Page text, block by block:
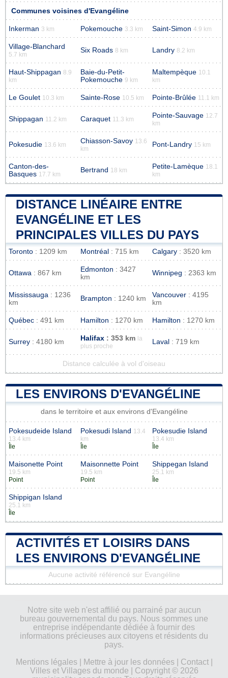
Communes voisines d'Evangéline
Inkerman 3 km Pokemouche 3.3 km Saint-Simon 4.9 km
Village-Blanchard
5.7 km
Six Roads 8 km Landry 8.2 km
Haut-Shippagan 8.9
km
Baie-du-Petit-
Pokemouche 9 km
Maltempèque 10.1
km
Le Goulet 10.3 km Sainte-Rose 10.5 km Pointe-Brûlée 11.1 km
Shippagan 11.2 km Caraquet 11.3 km Pointe-Sauvage 12.7
km
Pokesudie 13.6 km Chiasson-Savoy 13.6
km
Pont-Landry 15 km
Canton-des-
Basques 17.7 km
Bertrand 18 km Petite-Lamèque 18.1
km
DISTANCE LINÉAIRE ENTRE
EVANGÉLINE ET LES
PRINCIPALES VILLES DU PAYS
Toronto : 1209 km Montréal : 715 km Calgary : 3520 km
Ottawa : 867 km Edmonton : 3427
km
Winnipeg : 2363 km
Mississauga : 1236
km
Brampton : 1240 km Vancouver : 4195
km
Québec : 491 km Hamilton : 1270 km Hamilton : 1270 km
Surrey : 4180 km Halifax : 353 km
la
plus proche
Laval : 719 km
Distance calculée à vol d'oiseau
LES ENVIRONS D'EVANGÉLINE
dans le territoire et aux environs d'Evangéline
Pokesudeide Island
13.4 km
Île
Pokesudi Island 13.4
km
Île
Pokesudie Island
13.4 km
Île
Maisonette Point
19.5 km
Point
Maisonnette Point
19.5 km
Point
Shippegan Island
25.1 km
Île
Shippigan Island
25.1 km
Île
ACTIVITÉS ET LOISIRS DANS
LES ENVIRONS D'EVANGÉLINE
Aucune activité référencé sur Evangéline
Notre site web n'est affilié ou parrainé par aucun
bureau gouvernemental du pays. Nous sommes une
entreprise indépendante dédiée à fournir des
informations précieuses aux citoyens et résidents du
pays.
Mentions légales| Mettre à jour les données| Contact|
Villes et Villages du monde | Copyright © 2026